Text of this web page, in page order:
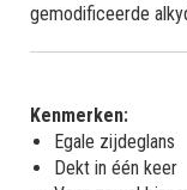
gemodificeerde
Kenmerken:
Egale zijdeglans
Dekt in één keer